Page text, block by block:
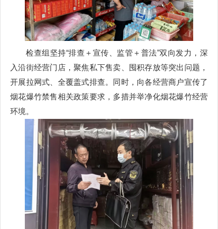
检查组坚持“排查＋宣传、监管＋普法”双向发力，深
入沿街经营门店，聚焦私下售卖、囤积存放等突出问题，
开展拉网式、全覆盖式排查。同时，向各经营商户宣传了
烟花爆竹禁售相关政策要求，多措并举净化烟花爆竹经营
环境。